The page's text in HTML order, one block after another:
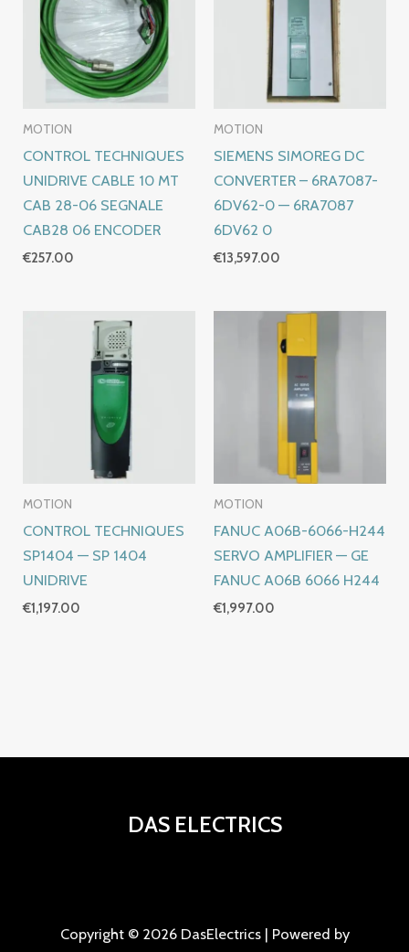
MOTION
CONTROL TECHNIQUES
UNIDRIVE CABLE 10 MT
CAB 28-06 SEGNALE
CAB28 06 ENCODER
€257.00
MOTION
SIEMENS SIMOREG DC
CONVERTER – 6RA7087-
6DV62-0 — 6RA7087
6DV62 0
€13,597.00
MOTION
CONTROL TECHNIQUES
SP1404 — SP 1404
UNIDRIVE
€1,197.00
MOTION
FANUC A06B-6066-H244
SERVO AMPLIFIER — GE
FANUC A06B 6066 H244
€1,997.00
DAS ELECTRICS
Copyright © 2026 DasElectrics | Powered by